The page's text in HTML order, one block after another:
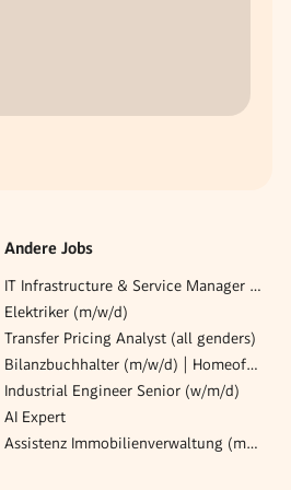
Andere Jobs
IT Infrastructure & Service Manager (w/m/d)
Elektriker (m/w/d)
Transfer Pricing Analyst (all genders)
Bilanzbuchhalter (m/w/d) | Homeoffice | Flexible Arbeitszeiten
Industrial Engineer Senior (w/m/d)
AI Expert
Assistenz Immobilienverwaltung (m/w/d)